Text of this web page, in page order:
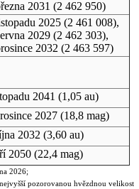
2031 (2 462 950)
2025(2 461 008),
2029(2 462 303),
2032 (2 463 597)
2041 (1,05 au)
2027(18,8 mag)
2032 (3,60 au)
2050(22,4 mag)
2026;
pozorovanou hvězdnou velikost